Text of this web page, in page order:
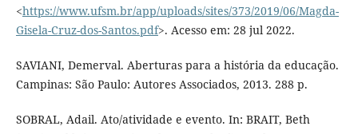
<https://www.ufsm.br/app/uploads/sites/373/2019/06/Magda-
Gisela-Cruz-dos-Santos.pdf>. Acesso em: 28 jul 2022.
SAVIANI, Demerval. Aberturas para a história da educação.
Campinas: São Paulo: Autores Associados, 2013. 288 p.
SOBRAL, Adail. Ato/atividade e evento. In: BRAIT, Beth